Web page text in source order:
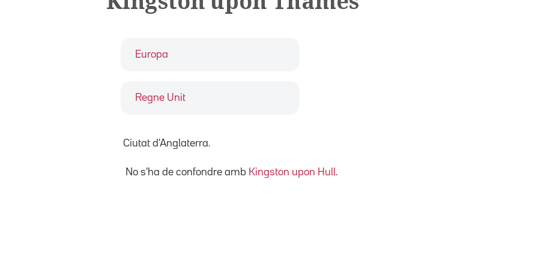
Europa
Regne Unit
Ciutat d'Anglaterra.
No s'ha de confondre amb Kingston upon Hull .